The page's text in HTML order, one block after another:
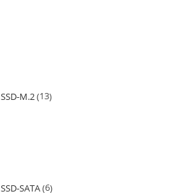
SSD-M.2 13
SSD-SATA 6